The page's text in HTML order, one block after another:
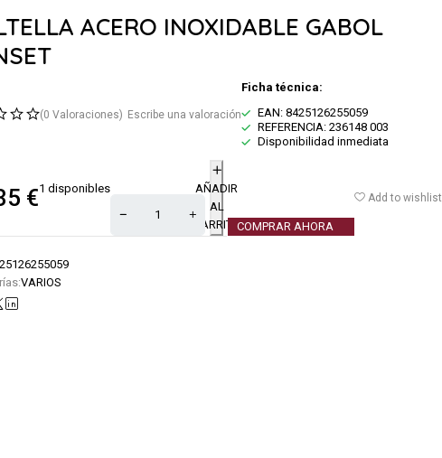
ACERO INOXIDABLE GABOL
(0 Valoraciones) Escribe una valoración
Ficha técnica:
EAN: 8425126255059
REFERENCIA: 236148 003
Disponibilidad inmediata
€1 disponibles
AÑADIR
AL
CARRITOCOMPRAR AHORA
Add to wishlist
VARIOS